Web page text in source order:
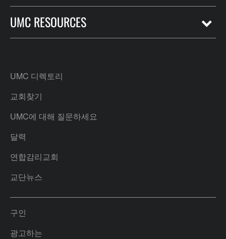
UMC RESOURCES
UMC 디렉토리
교회찾기
UMC에 대해 질문하세요
달력
연합감리교회
교단뉴스
구인
광고하는